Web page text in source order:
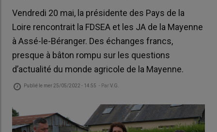
Vendredi 20 mai, la présidente des Pays de la
Loire rencontrait la FDSEA et les JA de la Mayenne
à Assé-le-Béranger. Des échanges francs,
presque à bâton rompu sur les questions
d’actualité du monde agricole de la Mayenne.
Publié le mer 25/05/2022 - 14:55 - ParV.G.